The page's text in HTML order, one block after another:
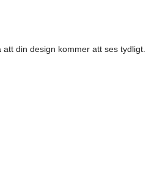
din design kommer att ses tydligt.